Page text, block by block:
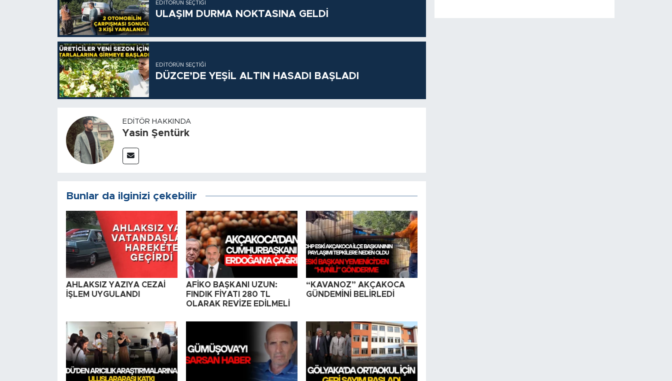
EDITÖRÜN SEÇTIĞI
ULAŞIM DURMA NOKTASINA GELDİ
EDITÖRÜN SEÇTIĞI
DÜZCE’DE YEŞİL ALTIN HASADI BAŞLADI
EDITÖR HAKKINDA
Yasin Şentürk
Bunlar da ilginizi çekebilir
AHLAKSIZ YAZIYA CEZAİ
İŞLEM UYGULANDI
AFİKO BAŞKANI UZUN:
FINDIK FİYATI 280 TL
OLARAK REVİZE EDİLMELİ
“KAVANOZ” AKÇAKOCA
GÜNDEMİNİ BELİRLEDİ